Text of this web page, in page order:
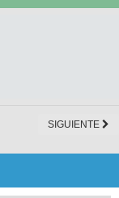
SIGUIENTE